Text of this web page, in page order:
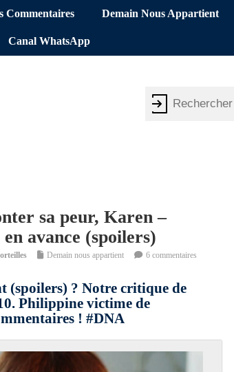
Commentaires Demain Nous Appartient
Canal WhatsApp
sa peur, Karen –
avance (spoilers)
Demain nous appartient 6 commentaires
(spoilers) ? Notre critique de
Philippine victime de
! #DNA